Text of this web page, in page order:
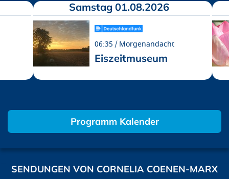
Samstag 01.08.2026
06:35 Morgenandacht
Eiszeitmuseum
Programm Kalender
SENDUNGEN VON CORNELIA COENEN-MARX